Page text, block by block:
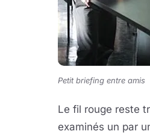
Petit briefing entre amis
Le fil rouge reste
examinés un par